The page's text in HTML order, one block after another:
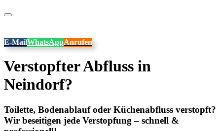
E-MailWhatsAppAnrufen
Verstopfter Abfluss in
Neindorf?
Toilette, Bodenablauf oder Küchenabfluss verstopft?
Wir beseitigen jede Verstopfung – schnell &